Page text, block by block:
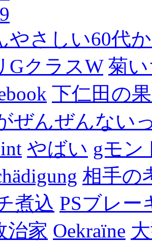
やさしい60代
GクラスW 菊
下仁田の
ぜんぜんない
やばい gモン
相手の
煮込 PSブレー
治家 Oekraïne